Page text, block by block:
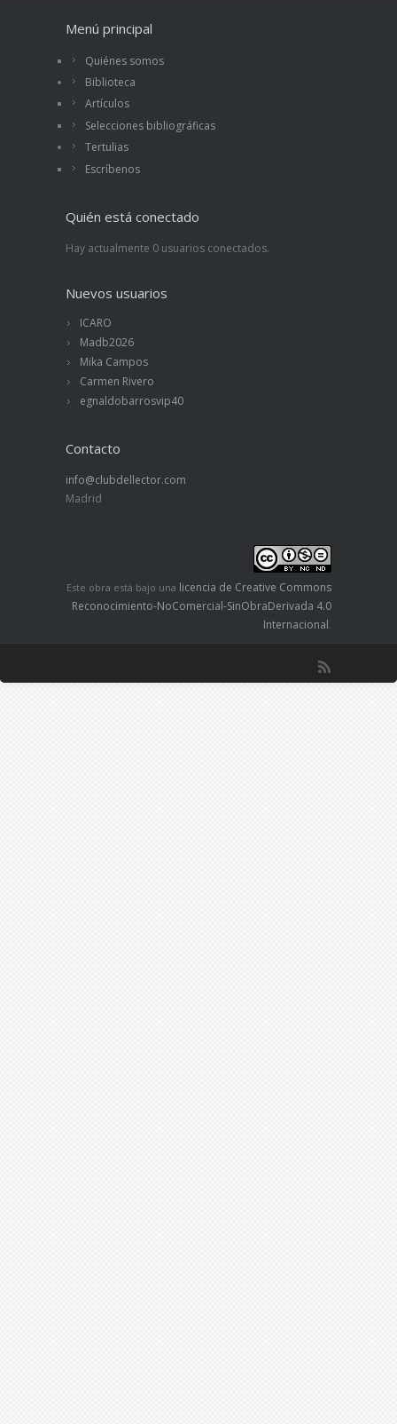
Menú principal
Quiénes somos
Biblioteca
Artículos
Selecciones bibliográficas
Tertulias
Escríbenos
Quién está conectado
Hay actualmente 0 usuarios conectados.
Nuevos usuarios
ICARO
Madb2026
Mika Campos
Carmen Rivero
egnaldobarrosvip40
Contacto
info@clubdellector.com
Madrid
Este obra está bajo una licencia de Creative Commons
Reconocimiento-NoComercial-SinObraDerivada 4.0
Internacional